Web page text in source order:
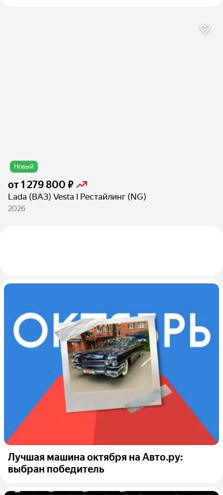
Новый
от1 279 800 ₽
Lada (ВАЗ) Vesta I Рестайлинг (NG)
2026
Лучшая машина октября на Авто.ру:
выбран победитель